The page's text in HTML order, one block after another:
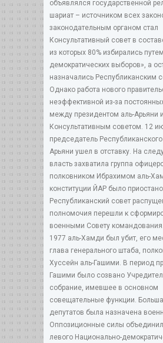
объявлялся государственной
шариат – источником всех
законодательным органом стал
Консультативный совет в
из которых 80% избирались
демократических выборов», а
назначались Республиканским
Однако работа нового
неэффективной из-за
между президентом аль-Арьяни и
Консультативным советом. 12
председатель
Арьяни ушел в отставку. На
власть захватила группа
полковником Ибрахимом аль-
конституции ЙАР было
Республиканский совет
полномочия перешли к
военными Совету
1977 аль-Хамди был убит, его
глава генерального штаба,
Хуссейн аль-Гашими. В период
Гашими было созвано
собрание, имевшее в основном
совещательные функции.
депутатов была назначена
Оппозиционные силы
левого Национально-